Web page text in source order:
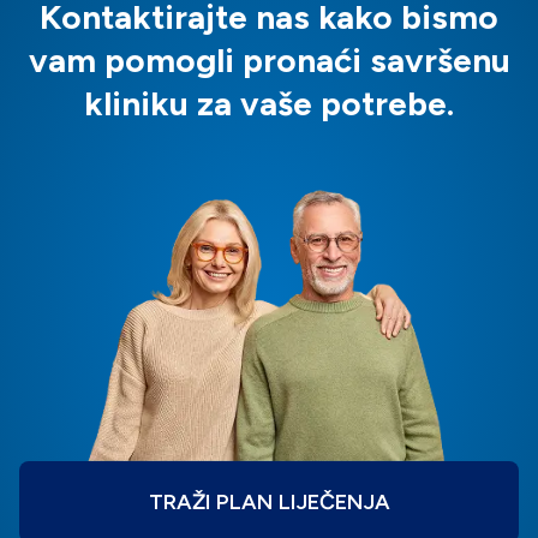
Kontaktirajte nas kako bismo
vam pomogli pronaći savršenu
kliniku za vaše potrebe.
TRAŽI PLAN LIJEČENJA